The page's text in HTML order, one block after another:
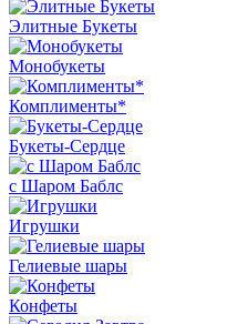
Элитные Букеты
Монобукеты
Комплименты*
Букеты-Сердце
с Шаром Баблс
Игрушки
Гелиевые шары
Конфеты